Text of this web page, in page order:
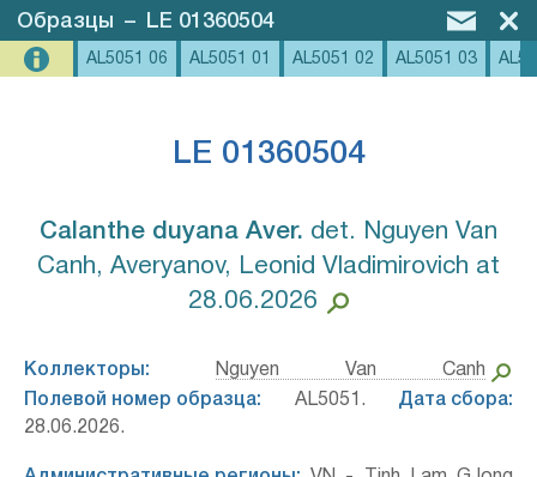
Образцы – LE 01360504
AL5051 06 AL5051 01 AL5051 02 AL5051 03
LE 01360504
Calanthe duyana Aver.⁣ det. Nguyen Van
Canh, Averyanov, Leonid Vladimirovich at
28.06.2026
Коллекторы:
Nguyen Van Canh
Полевой номер образца: AL5051. Дата сбора:
28.06.2026.